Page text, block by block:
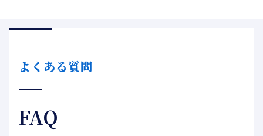
よくある質問
FAQ